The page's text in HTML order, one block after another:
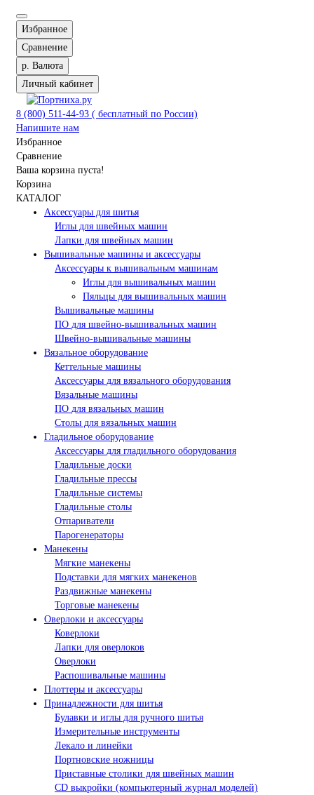
Избранное
Сравнение
р. Валюта
Личный кабинет
8 (800) 511-44-93 ( бесплатный по России)
Напишите нам
Избранное
Сравнение
Ваша корзина пуста!
Корзина
КАТАЛОГ
Аксессуары для шитья
Иглы для швейных машин
Лапки для швейных машин
Вышивальные машины и аксессуары
Аксессуары к вышивальным машинам
Иглы для вышивальных машин
Пяльцы для вышивальных машин
Вышивальные машины
ПО для швейно-вышивальных машин
Швейно-вышивальные машины
Вязальное оборудование
Кеттельные машины
Аксессуары для вязального оборудования
Вязальные машины
ПО для вязальных машин
Столы для вязальных машин
Гладильное оборудование
Аксессуары для гладильного оборудования
Гладильные доски
Гладильные прессы
Гладильные системы
Гладильные столы
Отпариватели
Парогенераторы
Манекены
Мягкие манекены
Подставки для мягких манекенов
Раздвижные манекены
Торговые манекены
Оверлоки и аксессуары
Коверлоки
Лапки для оверлоков
Оверлоки
Распошивальные машины
Плоттеры и аксессуары
Принадлежности для шитья
Булавки и иглы для ручного шитья
Измерительные инструменты
Лекало и линейки
Портновские ножницы
Приставные столики для швейных машин
СD выкройки (компьютерный журнал моделей)